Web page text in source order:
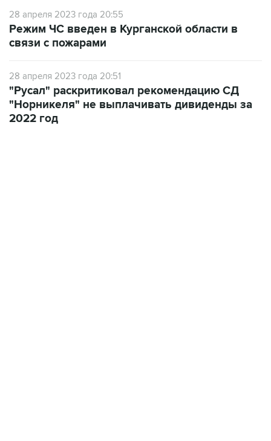
28 апреля 2023 года 20:55
Режим ЧС введен в Курганской области в
связи с пожарами
28 апреля 2023 года 20:51
"Русал" раскритиковал рекомендацию СД
"Норникеля" не выплачивать дивиденды за
2022 год